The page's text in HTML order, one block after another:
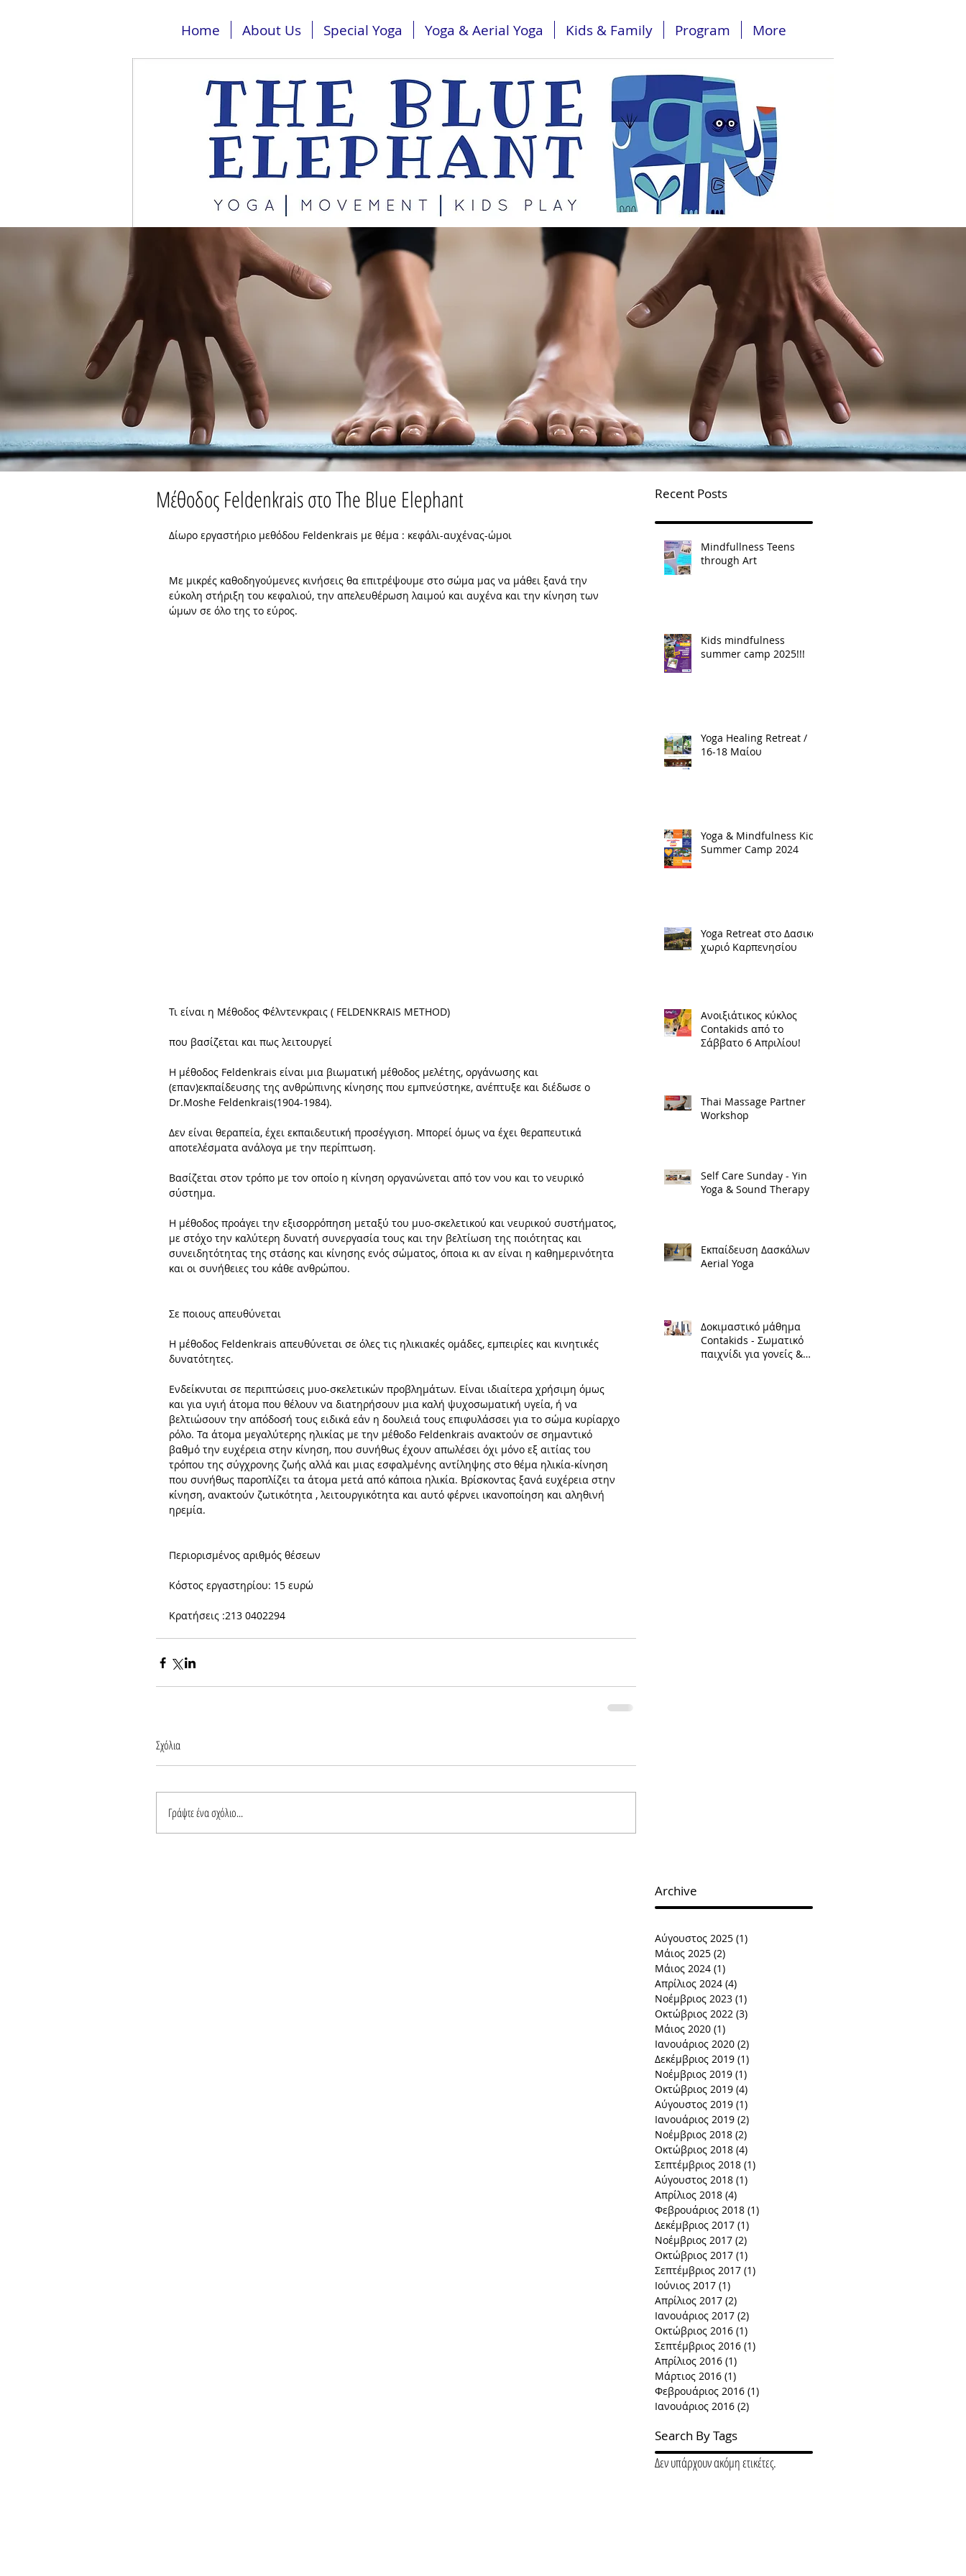
Home About Us Special Yoga Yoga & Aerial Yoga Kids & Family Program More
Μέθοδος Feldenkrais στο The Blue Elephant
Δίωρο εργαστήριο μεθόδου Feldenkrais με θέμα : κεφάλι-αυχένας-ώμοι
Με μικρές καθοδηγούμενες κινήσεις θα επιτρέψουμε στο σώμα μας να μάθει ξανά την
εύκολη στήριξη του κεφαλιού, την απελευθέρωση λαιμού και αυχένα και την κίνηση των
ώμων σε όλο της το εύρος.
Τι είναι η Μέθοδος Φέλντενκραις ( FELDENKRAIS METHOD)
που βασίζεται και πως λειτουργεί
Η μέθοδος Feldenkrais είναι μια βιωματική μέθοδος μελέτης, οργάνωσης και
(επαν)εκπαίδευσης της ανθρώπινης κίνησης που εμπνεύστηκε, ανέπτυξε και διέδωσε ο
Dr.Moshe Feldenkrais(1904-1984).
Δεν είναι θεραπεία, έχει εκπαιδευτική προσέγγιση. Μπορεί όμως να έχει θεραπευτικά
αποτελέσματα ανάλογα με την περίπτωση.
Βασίζεται στον τρόπο με τον οποίο η κίνηση οργανώνεται από τον νου και το νευρικό
σύστημα.
Η μέθοδος προάγει την εξισορρόπηση μεταξύ του μυο-σκελετικού και νευρικού συστήματος,
με στόχο την καλύτερη δυνατή συνεργασία τους και την βελτίωση της ποιότητας και
συνειδητότητας της στάσης και κίνησης ενός σώματος, όποια κι αν είναι η καθημερινότητα
και οι συνήθειες του κάθε ανθρώπου.
Σε ποιους απευθύνεται
Η μέθοδος Feldenkrais απευθύνεται σε όλες τις ηλικιακές ομάδες, εμπειρίες και κινητικές
δυνατότητες.
Ενδείκνυται σε περιπτώσεις μυο-σκελετικών προβλημάτων. Είναι ιδιαίτερα χρήσιμη όμως
και για υγιή άτομα που θέλουν να διατηρήσουν μια καλή ψυχοσωματική υγεία, ή να
βελτιώσουν την απόδοσή τους ειδικά εάν η δουλειά τους επιφυλάσσει για το σώμα κυρίαρχο
ρόλο. Τα άτομα μεγαλύτερης ηλικίας με την μέθοδο Feldenkrais ανακτούν σε σημαντικό
βαθμό την ευχέρεια στην κίνηση, που συνήθως έχουν απωλέσει όχι μόνο εξ αιτίας του
τρόπου της σύγχρονης ζωής αλλά και μιας εσφαλμένης αντίληψης στο θέμα ηλικία-κίνηση
που συνήθως παροπλίζει τα άτομα μετά από κάποια ηλικία. Βρίσκοντας ξανά ευχέρεια στην
κίνηση, ανακτούν ζωτικότητα , λειτουργικότητα και αυτό φέρνει ικανοποίηση και αληθινή
ηρεμία.
Περιορισμένος αριθμός θέσεων
Κόστος εργαστηρίου: 15 ευρώ
Κρατήσεις :213 0402294
Σχόλια
Γράψτε ένα σχόλιο...
Recent Posts
Mindfullness Teens
through Art
Kids mindfulness
summer camp 2025!!!
Yoga Healing Retreat /
16-18 Μαίου
Yoga & Mindfulness Kids
Summer Camp 2024
Yoga Retreat στο Δασικό
χωριό Καρπενησίου
Ανοιξιάτικος κύκλος
Contakids από το
Σάββατο 6 Απριλίου!
Thai Μassage Partner
Workshop
Self Care Sunday - Yin
Yoga & Sound Therapy
Εκπαίδευση Δασκάλων
Aerial Yoga
Δοκιμαστικό μάθημα
Contakids - Σωματικό
παιχνίδι για γονείς &
Archive
Αύγουστος 2025 (1)
Μάιος 2025 (2)
Μάιος 2024 (1)
Απρίλιος 2024 (4)
Νοέμβριος 2023 (1)
Οκτώβριος 2022 (3)
Μάιος 2020 (1)
Ιανουάριος 2020 (2)
Δεκέμβριος 2019 (1)
Νοέμβριος 2019 (1)
Οκτώβριος 2019 (4)
Αύγουστος 2019 (1)
Ιανουάριος 2019 (2)
Νοέμβριος 2018 (2)
Οκτώβριος 2018 (4)
Σεπτέμβριος 2018 (1)
Αύγουστος 2018 (1)
Απρίλιος 2018 (4)
Φεβρουάριος 2018 (1)
Δεκέμβριος 2017 (1)
Νοέμβριος 2017 (2)
Οκτώβριος 2017 (1)
Σεπτέμβριος 2017 (1)
Ιούνιος 2017 (1)
Απρίλιος 2017 (2)
Ιανουάριος 2017 (2)
Οκτώβριος 2016 (1)
Σεπτέμβριος 2016 (1)
Απρίλιος 2016 (1)
Μάρτιος 2016 (1)
Φεβρουάριος 2016 (1)
Ιανουάριος 2016 (2)
Search By Tags
Δεν υπάρχουν ακόμη ετικέτες.